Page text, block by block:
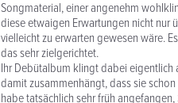
Songmaterial, einer angenehm
diese etwaigen Erwartungen nicht nur
vielleicht zu erwarten gewesen wäre.
das sehr zielgerichtet.
Ihr Debütalbum klingt dabei eigentlich
damit zusammenhängt, dass sie
habe tatsächlich sehr früh